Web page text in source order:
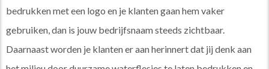
bedrukken met een logo en je klanten gaan hem vaker
gebruiken, dan is jouw bedrijfsnaam steeds zichtbaar.
Daarnaast worden je klanten er aan herinnert dat jij denk aan